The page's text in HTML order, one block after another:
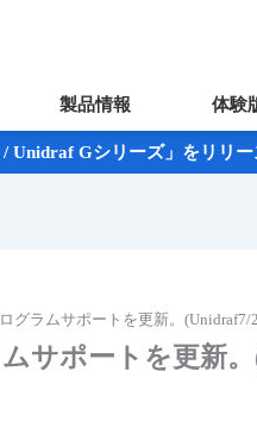
製品情報 体験
/ Unidraf Gシリーズ」をリリ
グラムサポートを更新。(Unidraf7/
サポートを更新